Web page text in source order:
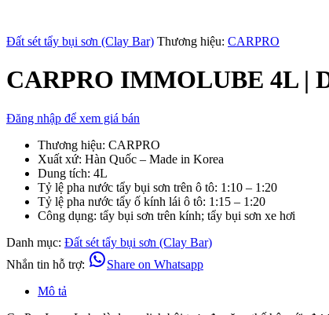
Đất sét tẩy bụi sơn (Clay Bar) Thương hiệu: CARPRO
CARPRO IMMOLUBE 4L |
Đăng nhập để xem giá bán
Thương hiệu: CARPRO
Xuất xứ: Hàn Quốc – Made in Korea
Dung tích: 4L
Tỷ lệ pha nước tẩy bụi sơn trên ô tô: 1:10 – 1:20
Tỷ lệ pha nước tẩy ố kính lái ô tô: 1:15 – 1:20
Công dụng: tẩy bụi sơn trên kính; tẩy bụi sơn xe hơi
Danh mục: Đất sét tẩy bụi sơn (Clay Bar)
Nhắn tin hỗ trợ:
Share on Whatsapp
Mô tả